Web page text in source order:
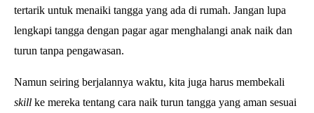
tertarik untuk menaiki tangga yang ada di rumah. Jangan lupa
lengkapi tangga dengan pagar agar menghalangi anak naik dan
turun tanpa pengawasan.
Namun seiring berjalannya waktu, kita juga harus membekali
skill ke mereka tentang cara naik turun tangga yang aman sesuai